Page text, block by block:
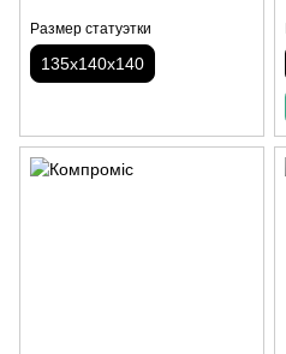
Размер статуэтки
135х140х140